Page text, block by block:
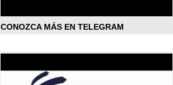
CONOZCA MÁS EN TELEGRAM